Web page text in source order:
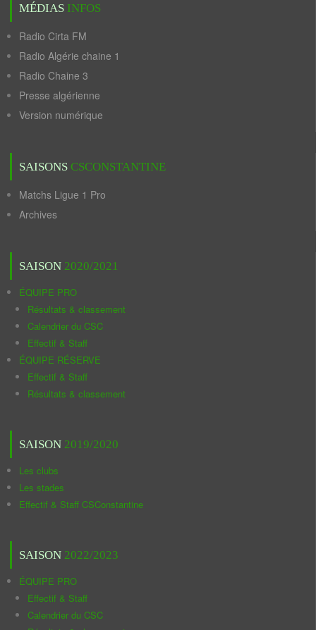
MÉDIAS INFOS
Radio Cirta FM
Radio Algérie chaine 1
Radio Chaine 3
Presse algérienne
Version numérique
SAISONS CSCONSTANTINE
Matchs Ligue 1 Pro
Archives
SAISON 2020/2021
ÉQUIPE PRO
Résultats & classement
Calendrier du CSC
Effectif & Staff
ÉQUIPE RÉSERVE
Effectif & Staff
Résultats & classement
SAISON 2019/2020
Les clubs
Les stades
Effectif & Staff CSConstantine
SAISON 2022/2023
ÉQUIPE PRO
Effectif & Staff
Calendrier du CSC